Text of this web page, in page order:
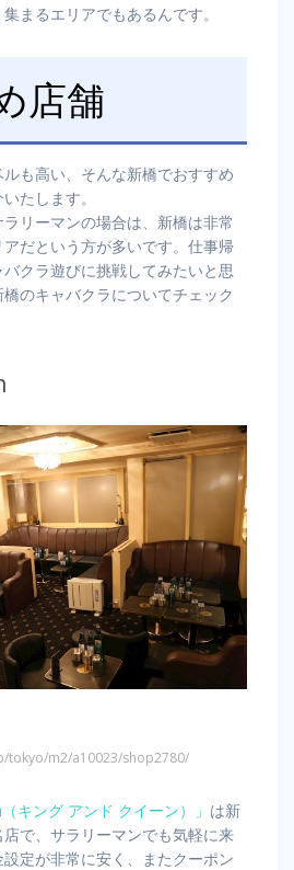
まるエリアでもあるんです。
店舗
も高い、そんな新橋でおすすめ
たします。
リーマンの場合は、新橋は非常
だという方が多いです。仕事帰
クラ遊びに挑戦してみたいと思
のキャバクラについてチェック
tokyo/m2/a10023/shop2780/
キング アンド クイーン）」 は新
で、サラリーマンでも気軽に来
定が非常に安く、またクーポン